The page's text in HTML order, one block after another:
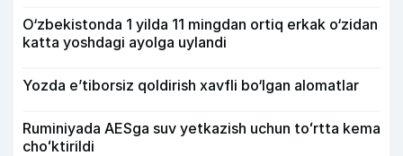
O‘zbekistonda 1 yilda 11 mingdan ortiq erkak o‘zidan
katta yoshdagi ayolga uylandi
Yozda e’tiborsiz qoldirish xavfli bo‘lgan alomatlar
Ruminiyada AESga suv yetkazish uchun toʻrtta kema
choʻktirildi